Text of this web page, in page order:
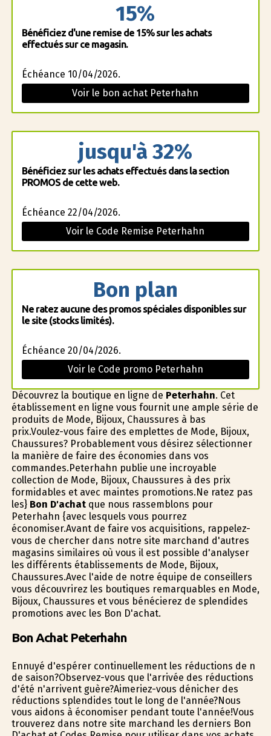
15%
Bénéficiez d'une remise de 15% sur les achats
effectués sur ce magasin.
Échéance 10/04/2026.
Voir le bon achat Peterhahn
jusqu'à 32%
Bénéficiez sur les achats effectués dans la section
PROMOS de cette web.
Échéance 22/04/2026.
Voir le Code Remise Peterhahn
Bon plan
Ne ratez aucune des promos spéciales disponibles sur
le site (stocks limités).
Échéance 20/04/2026.
Voir le Code promo Peterhahn
Découvrez la boutique en ligne de Peterhahn. Cet
établissement en ligne vous fournit une ample série de
produits de Mode, Bijoux, Chaussures à bas
prix.Voulez-vous faire des emplettes de Mode, Bijoux,
Chaussures? Probablement vous désirez sélectionner
la manière de faire des économies dans vos
commandes.Peterhahn publie une incroyable
collection de Mode, Bijoux, Chaussures à des prix
formidables et avec maintes promotions.Ne ratez pas
les} Bon D'achatque nous rassemblons pour
Peterhahn {avec lesquels vous pourrez
économiser.Avant de faire vos acquisitions, rappelez-
vous de chercher dans notre site marchand d'autres
magasins similaires où vous il est possible d'analyser
les différents établissements de Mode, Bijoux,
Chaussures.Avec l'aide de notre équipe de conseillers
vous découvrirez les boutiques remarquables en Mode,
Bijoux, Chaussures et vous bénéficierez de splendides
promotions avec les Bon D'achat.
Bon Achat Peterhahn
Ennuyé d'espérer continuellement les réductions de fin
de saison?Observez-vous que l'arrivée des réductions
d'été n'arrivent guère?Aimeriez-vous dénicher des
réductions splendides tout le long de l'année?Nous
vous aidons à économiser pendant toute l'année!Vous
trouverez dans notre site marchand les derniers Bon